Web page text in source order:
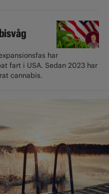
har
fart i USA. Sedan 2023 har
cannabis.